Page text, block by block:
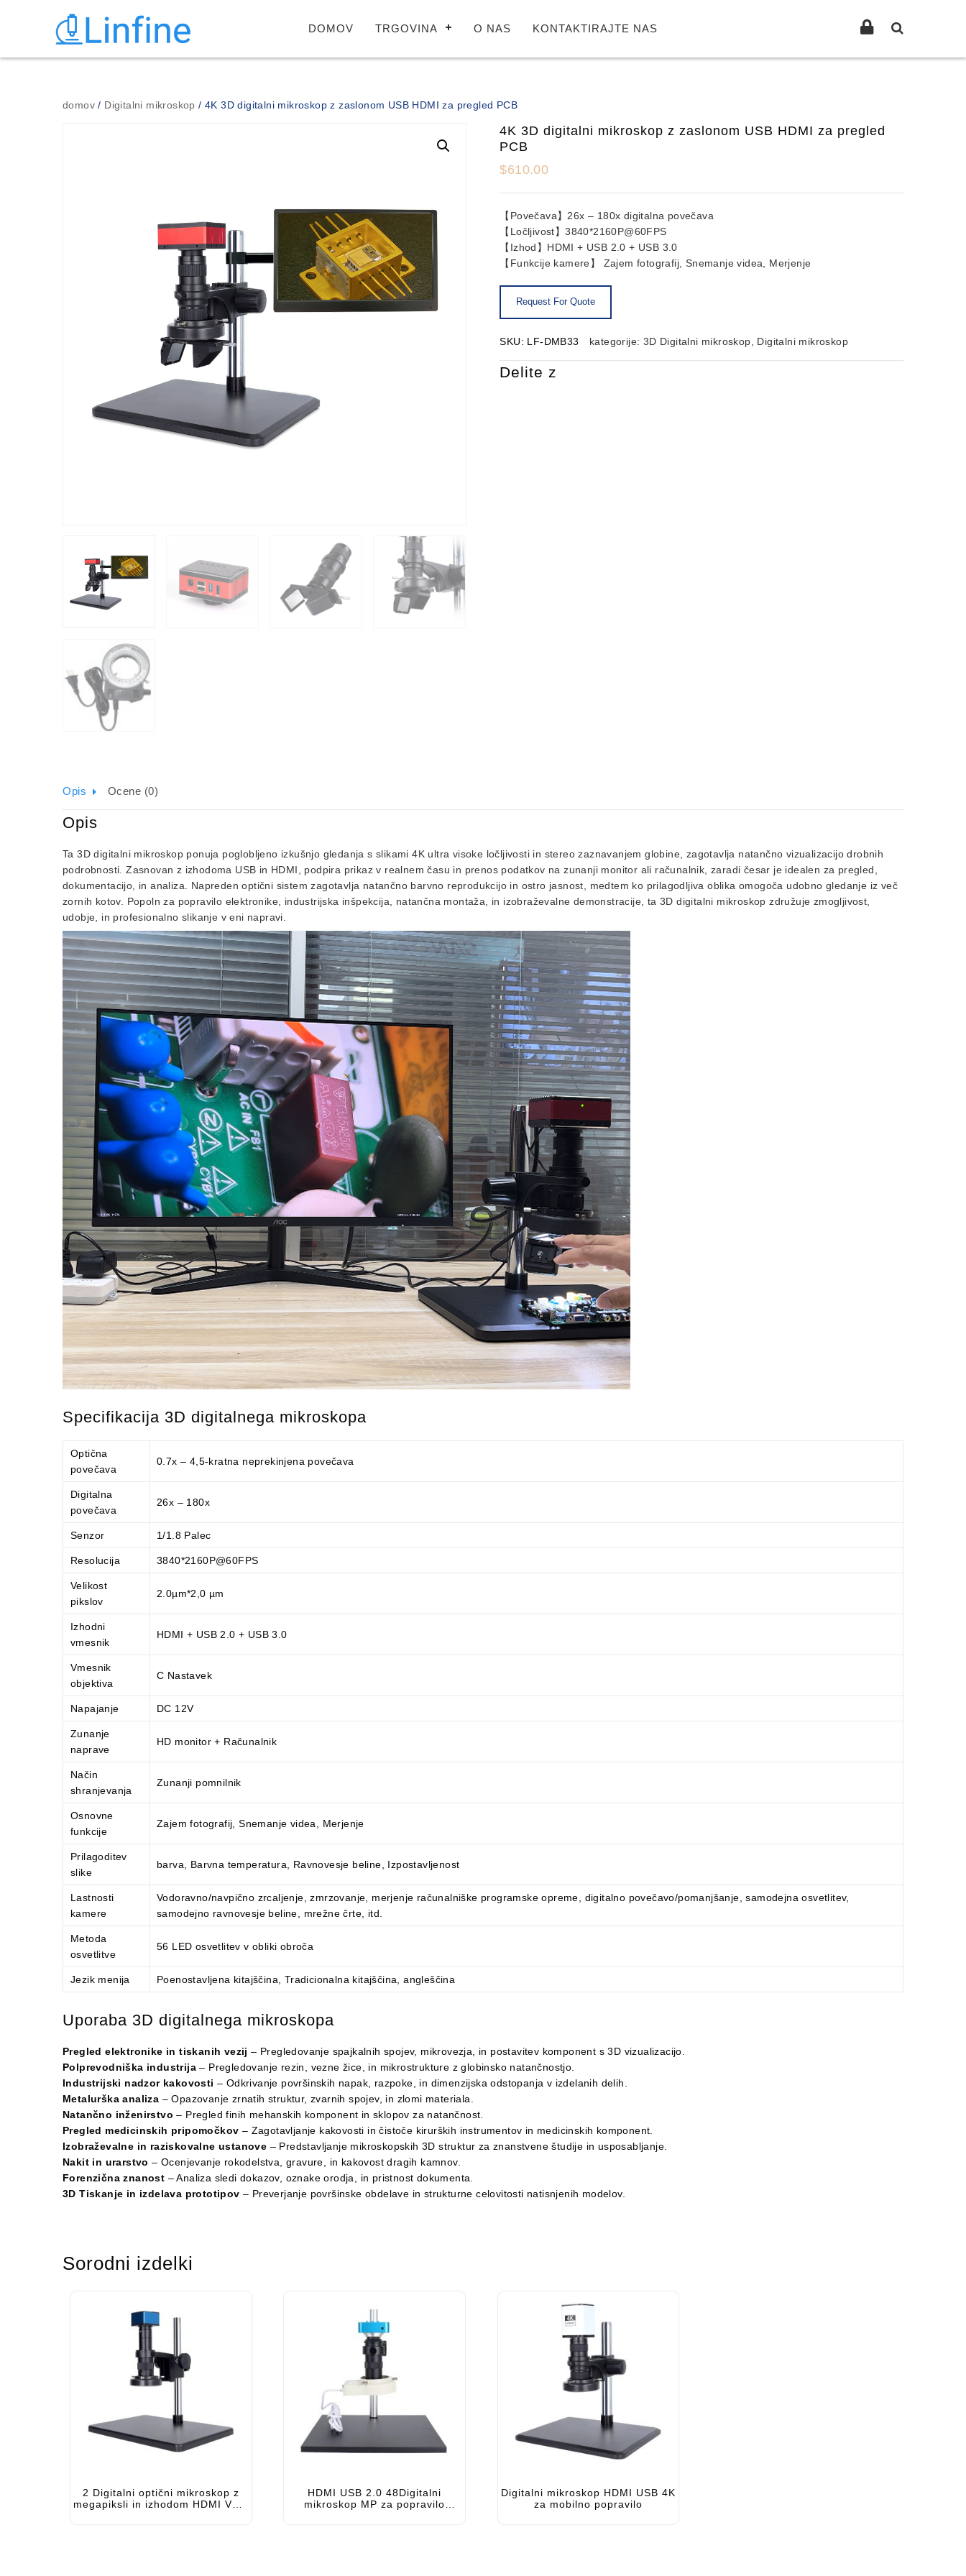
DOMOV TRGOVINA O NAS KONTAKTIRAJTE NAS
domov / Digitalni mikroskop / 4K 3D digitalni mikroskop z zaslonom USB HDMI za pregled PCB
4K 3D digitalni mikroskop z zaslonom USB HDMI za pregled
PCB
$610.00
【Povečava】26x – 180x digitalna povečava
【Ločljivost】3840*2160P@60FPS
【Izhod】HDMI + USB 2.0 + USB 3.0
【Funkcije kamere】 Zajem fotografij, Snemanje videa, Merjenje
SKU: LF-DMB33 kategorije: 3D Digitalni mikroskop Digitalni mikroskop
Delite z
Opis Ocene (0)
Opis
Ta 3D digitalni mikroskop ponuja poglobljeno izkušnjo gledanja s slikami 4K ultra visoke ločljivosti in stereo zaznavanjem globine, zagotavlja natančno vizualizacijo drobnih
podrobnosti. Zasnovan z izhodoma USB in HDMI, podpira prikaz v realnem času in prenos podatkov na zunanji monitor ali računalnik, zaradi česar je idealen za pregled,
dokumentacijo, in analiza. Napreden optični sistem zagotavlja natančno barvno reprodukcijo in ostro jasnost, medtem ko prilagodljiva oblika omogoča udobno gledanje iz več
zornih kotov. Popoln za popravilo elektronike, industrijska inšpekcija, natančna montaža, in izobraževalne demonstracije, ta 3D digitalni mikroskop združuje zmogljivost,
udobje, in profesionalno slikanje v eni napravi.
Specifikacija 3D digitalnega mikroskopa
Optična
povečava
0.7x – 4,5-kratna neprekinjena povečava
Digitalna
povečava
26x – 180x
Senzor 1/1.8 Palec
Resolucija 3840*2160P@60FPS
Velikost
pikslov
2.0µm*2,0 µm
Izhodni
vmesnik
HDMI + USB 2.0 + USB 3.0
Vmesnik
objektiva
C Nastavek
Napajanje DC 12V
Zunanje
naprave
HD monitor + Računalnik
Način
shranjevanja
Zunanji pomnilnik
Osnovne
funkcije
Zajem fotografij, Snemanje videa, Merjenje
Prilagoditev
slike
barva, Barvna temperatura, Ravnovesje beline, Izpostavljenost
Lastnosti
kamere
Vodoravno/navpično zrcaljenje, zmrzovanje, merjenje računalniške programske opreme, digitalno povečavo/pomanjšanje, samodejna osvetlitev,
samodejno ravnovesje beline, mrežne črte, itd.
Metoda
osvetlitve
56 LED osvetlitev v obliki obroča
Jezik menija Poenostavljena kitajščina, Tradicionalna kitajščina, angleščina
Uporaba 3D digitalnega mikroskopa
Pregled elektronike in tiskanih vezij – Pregledovanje spajkalnih spojev, mikrovezja, in postavitev komponent s 3D vizualizacijo.
Polprevodniška industrija – Pregledovanje rezin, vezne žice, in mikrostrukture z globinsko natančnostjo.
Industrijski nadzor kakovosti – Odkrivanje površinskih napak, razpoke, in dimenzijska odstopanja v izdelanih delih.
Metalurška analiza – Opazovanje zrnatih struktur, zvarnih spojev, in zlomi materiala.
Natančno inženirstvo – Pregled finih mehanskih komponent in sklopov za natančnost.
Pregled medicinskih pripomočkov – Zagotavljanje kakovosti in čistoče kirurških instrumentov in medicinskih komponent.
Izobraževalne in raziskovalne ustanove – Predstavljanje mikroskopskih 3D struktur za znanstvene študije in usposabljanje.
Nakit in urarstvo – Ocenjevanje rokodelstva, gravure, in kakovost dragih kamnov.
Forenzična znanost – Analiza sledi dokazov, oznake orodja, in pristnost dokumenta.
3D Tiskanje in izdelava prototipov – Preverjanje površinske obdelave in strukturne celovitosti natisnjenih modelov.
Sorodni izdelki
2 Digitalni optični mikroskop z
megapiksli in izhodom HDMI VGA
HDMI USB 2.0 48Digitalni
mikroskop MP za popravilo
Digitalni mikroskop HDMI USB 4K
za mobilno popravilo